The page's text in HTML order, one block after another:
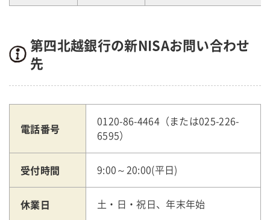
第四北越銀行の新NISAお問い合わせ
先
電話番号
0120-86-4464（または025-226-
6595）
受付時間 9:00～20:00(平日)
休業日 土・日・祝日、年末年始